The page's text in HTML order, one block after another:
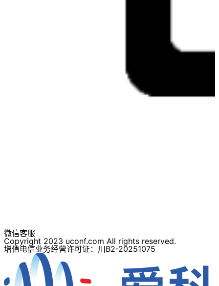
微信客服
Copyright 2023 uconf.com All rights reserved.
增值电信业务经营许可证：川B2-20251075